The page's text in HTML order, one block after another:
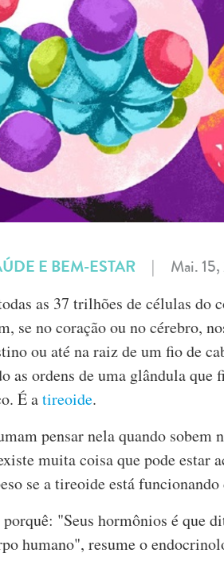
E BEM-ESTAR | Mai.
as 37 trilhões de células
se no coração ou no cérebro,
ou até na raiz de um fio de
as ordens de uma glândula que
É atireoide.
pensar nela quando sobem
muita coisa que pode estar
se a tireoide está
"Seus hormônios é que
humano", resume o